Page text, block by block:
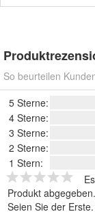
So beurteilen
5 Sterne:
4 Sterne:
3 Sterne:
2 Sterne:
1 Stern:
Produkt abgegeben.
Seien Sie der Erste.